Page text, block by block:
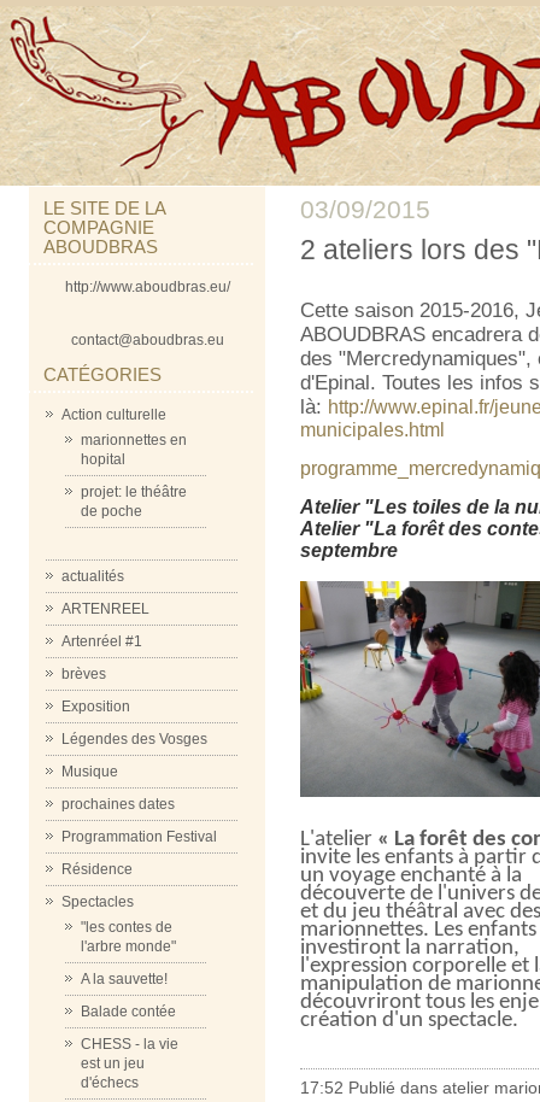
LE SITE DE LA
COMPAGNIE
ABOUDBRAS
http://www.aboudbras.eu/
contact@aboudbras.eu
CATÉGORIES
Action culturelle
marionnettes en
hopital
projet: le théâtre
de poche
actualités
ARTENREEL
Artenréel #1
brèves
Exposition
Légendes des Vosges
Musique
prochaines dates
Programmation Festival
Résidence
Spectacles
"les contes de
l'arbre monde"
A la sauvette!
Balade contée
CHESS - la vie
est un jeu
d'échecs
03/09/2015
2 ateliers lors des
Cette saison 2015-2016,
ABOUDBRAS encadrera
des
d'Epinal. Toutes les infos
là: http://www.epinal.fr/
municipales.html
Atelier "Les toiles de la
Atelier "La forêt des
septembre
L'atelier « La forêt des
invite les enfants à partir
un voyage enchanté à la
découverte de l'univers
et du jeu théâtral avec des
marionnettes. Les enfants
investiront la narration,
l'expression corporelle et
manipulation de
découvriront tous les
création d'un spectacle.
17:52 Publié dans atelier